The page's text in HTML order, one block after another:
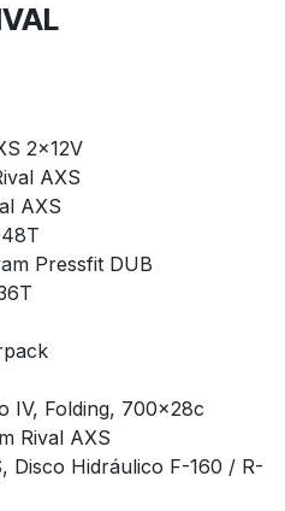
2x12V
AXS
AXS
Pressfit DUB
IV, Folding, 700x28c
Rival AXS
Disco Hidráulico F-160 / R-